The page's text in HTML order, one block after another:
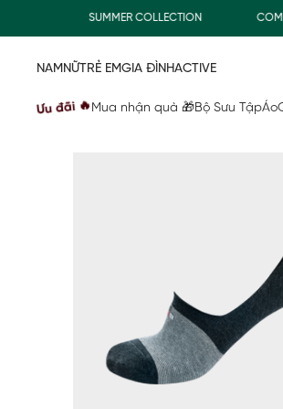
SUMMER COLLECTION COMBO
NAMNỮTRẺ EMGIA ĐÌNHACTIVE
Ưu đãi 🔥 Mua nhận quà 🎁Bộ Sưu TậpÁo